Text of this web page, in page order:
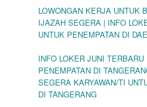
LOWONGAN KERJA UNTUK
IJAZAH SEGERA | INFO
UNTUK PENEMPATAN DI
INFO LOKER JUNI TERBARU
PENEMPATAN DI
SEGERA KARYAWAN/TI
DI TANGERANG